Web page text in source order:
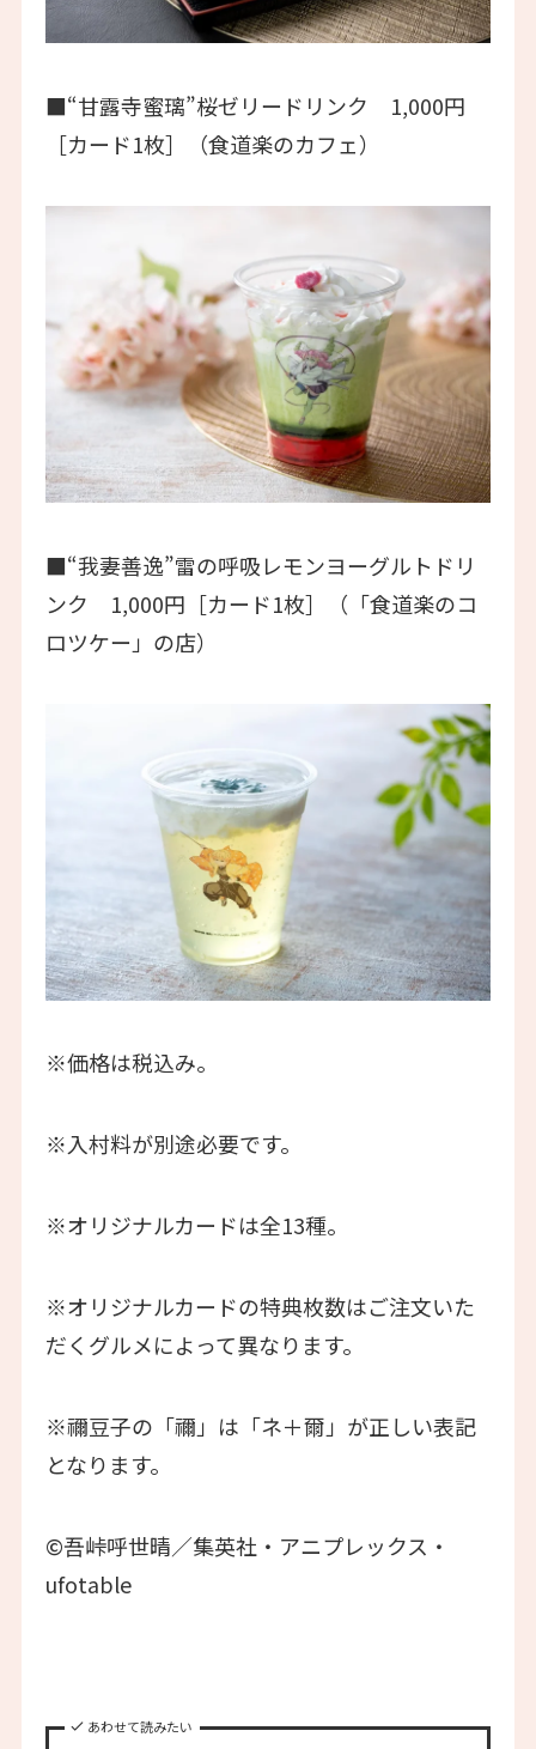
■“甘露寺蜜璃”桜ゼリードリンク 1,000円
［カード1枚］（食道楽のカフェ）
■“我妻善逸”雷の呼吸レモンヨーグルトドリ
ンク 1,000円［カード1枚］（「食道楽のコ
ロツケー」の店）
※価格は税込み。
※入村料が別途必要です。
※オリジナルカードは全13種。
※オリジナルカードの特典枚数はご注文いた
だくグルメによって異なります。
※禰豆子の「禰」は「ネ＋爾」が正しい表記
となります。
©吾峠呼世晴／集英社・アニプレックス・
ufotable
あわせて読みたい